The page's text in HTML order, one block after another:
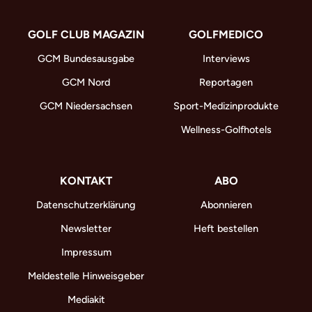
GOLF CLUB MAGAZIN
GCM Bundesausgabe
GCM Nord
GCM Niedersachsen
GOLFMEDICO
Interviews
Reportagen
Sport-Medizinprodukte
Wellness-Golfhotels
KONTAKT
Datenschutzerklärung
Newsletter
Impressum
Meldestelle Hinweisgeber
Mediakit
ABO
Abonnieren
Heft bestellen